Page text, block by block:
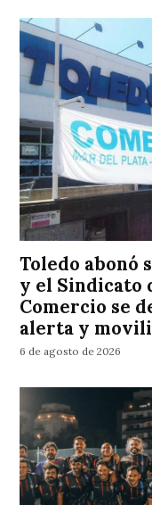
Toledo abonó
y el Sindicato
Comercio se
alerta y
6 de agosto de 2026